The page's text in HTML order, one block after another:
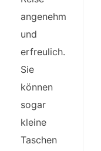
angenehm
und
erfreulich.
Sie
können
sogar
kleine
Taschen